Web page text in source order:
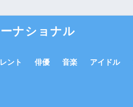
ナショナル
ント 俳優 音楽 アイドル